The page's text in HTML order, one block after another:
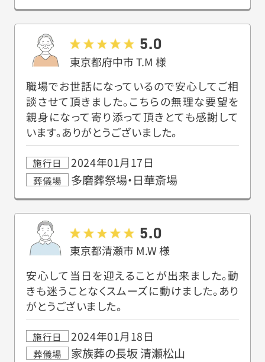
東京都府中市T.M様
5.0
施行日 2024年01月17日
職場でお世話になっているので安心してご相
談させて頂きました。こちらの無理な要望を
親身になって寄り添って頂きとても感謝して
います。ありがとうございました。
葬儀場 多磨葬祭場・日華斎場
東京都清瀬市 M.W様
5.0
施行日 2024年01月18日
安心して当日を迎えることが出来ました。動
きも迷うことなくスムーズに動けました。あり
がとうございました。
葬儀場 家族葬の長坂 清瀬松山